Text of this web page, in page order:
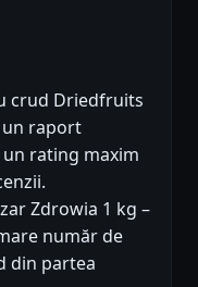
crud Driedfruits
un raport
rating maxim
Zdrowia 1 kg –
număr de
din partea